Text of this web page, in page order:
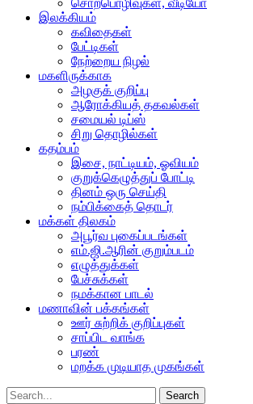
சொற்பொழிவுகள், வீடியோ
இலக்கியம்
கவிதைகள்
பேட்டிகள்
நேற்றைய நிழல்
மகளிருக்காக
அழகுக் குறிப்பு
ஆரோக்கியத் தகவல்கள்
சமையல் டிப்ஸ்
சிறு தொழில்கள்
கதம்பம்
இசை, நாட்டியம், ஓவியம்
குறுக்கெழுத்துப் போட்டி
தினம் ஒரு செய்தி
நம்பிக்கைத் தொடர்
மக்கள் திலகம்
அபூர்வ புகைப்படங்கள்
எம்.ஜி.ஆரின் குறும்படம்
எழுத்துக்கள்
பேச்சுக்கள்
நமக்கான பாடல்
மணாவின் பக்கங்கள்
ஊர் சுற்றிக் குறிப்புகள்
சாப்பிட வாங்க
பரண்
மறக்க முடியாத முகங்கள்